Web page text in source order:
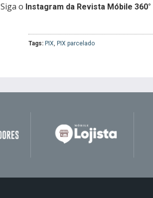
Siga o Instagram da Revista Móbile 360°
Tags: PIX, PIX parcelado